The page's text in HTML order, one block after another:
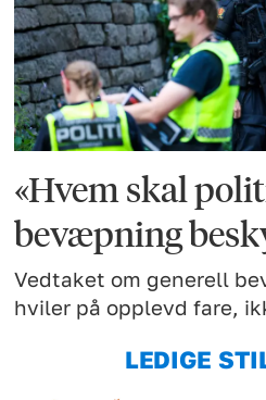
«Hvem skal
bevæpning
Vedtaket om generell
hviler på opplevd fare,
LEDIGE